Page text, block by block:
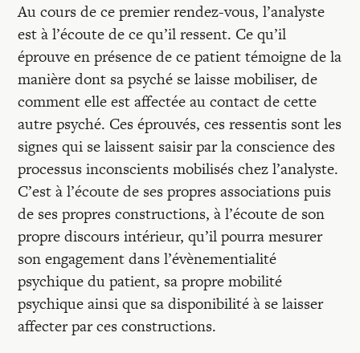
Mon panier
Mon compte
Au cours de ce premier rendez-vous, l’analyste
est à l’écoute de ce qu’il ressent. Ce qu’il
éprouve en présence de ce patient témoigne de la
manière dont sa psyché se laisse mobiliser, de
comment elle est affectée au contact de cette
autre psyché. Ces éprouvés, ces ressentis sont les
signes qui se laissent saisir par la conscience des
processus inconscients mobilisés chez l’analyste.
C’est à l’écoute de ses propres associations puis
de ses propres constructions, à l’écoute de son
propre discours intérieur, qu’il pourra mesurer
son engagement dans l’évènementialité
psychique du patient, sa propre mobilité
psychique ainsi que sa disponibilité à se laisser
affecter par ces constructions.